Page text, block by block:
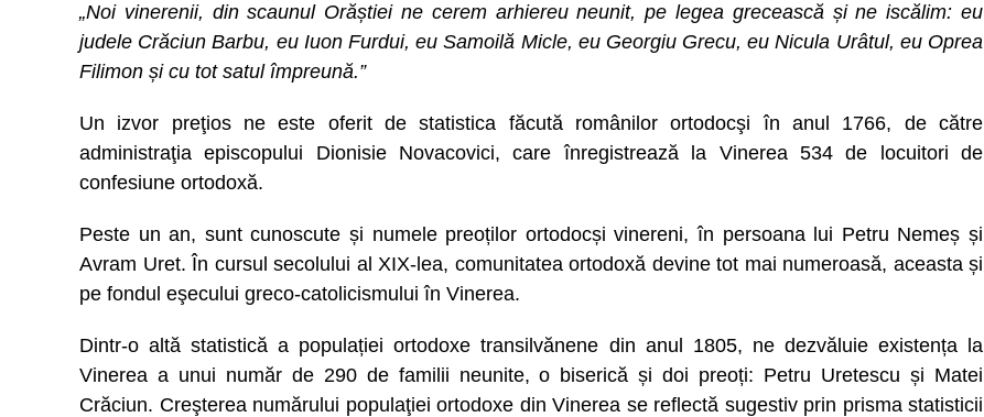
„Noi vinerenii, din scaunul Orăștiei ne cerem arhiereu neunit, pe legea grecească și ne iscălim: eu
judele Crăciun Barbu, eu Iuon Furdui, eu Samoilă Micle, eu Georgiu Grecu, eu Nicula Urâtul, eu Oprea
Filimon și cu tot satul împreună.”
Un izvor preţios ne este oferit de statistica făcută românilor ortodocşi în anul 1766, de către
administraţia episcopului Dionisie Novacovici, care înregistrează la Vinerea 534 de locuitori de
confesiune ortodoxă.
Peste un an, sunt cunoscute și numele preoților ortodocși vinereni, în persoana lui Petru Nemeș și
Avram Uret. În cursul secolului al XIX-lea, comunitatea ortodoxă devine tot mai numeroasă, aceasta și
pe fondul eşecului greco-catolicismului în Vinerea.
Dintr-o altă statistică a populației ortodoxe transilvănene din anul 1805, ne dezvăluie existența la
Vinerea a unui număr de 290 de familii neunite, o biserică și doi preoți: Petru Uretescu și Matei
Crăciun. Creşterea numărului populaţiei ortodoxe din Vinerea se reflectă sugestiv prin prisma statisticii